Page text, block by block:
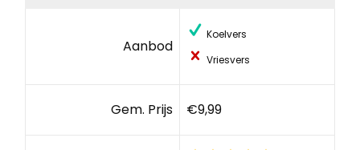
Aanbod
Koelvers
Vriesvers
Gem. Prijs €9,99